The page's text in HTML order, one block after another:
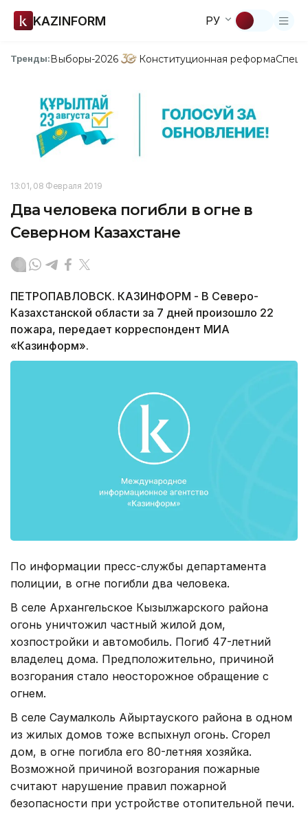
KAZINFORM РУ
Тренды:Выборы-2026 Конституционная реформа
13:01, 08 Февраля 2019
Два человека погибли в огне в
Северном Казахстане
ПЕТРОПАВЛОВСК. КАЗИНФОРМ - В Северо-
Казахстанской области за 7 дней произошло 22
пожара, передает корреспондент МИА
«Казинформ».
По информации пресс-службы департамента
полиции, в огне погибли два человека.
В селе Архангельское Кызылжарского района
огонь уничтожил частный жилой дом,
хозпостройки и автомобиль. Погиб 47-летний
владелец дома. Предположительно, причиной
возгорания стало неосторожное обращение с
огнем.
В селе Саумалколь Айыртауского района в одном
из жилых домов тоже вспыхнул огонь. Сгорел
дом, в огне погибла его 80-летняя хозяйка.
Возможной причиной возгорания пожарные
считают нарушение правил пожарной
безопасности при устройстве отопительной печи.